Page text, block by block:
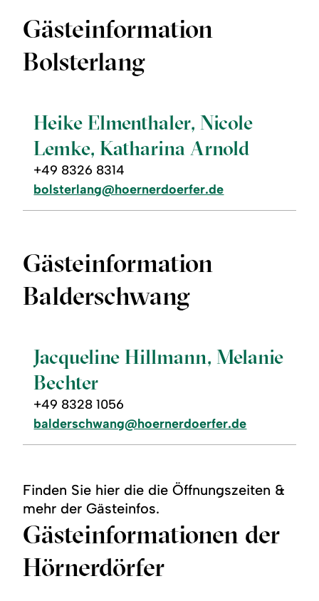
Gästeinformation
Bolsterlang
Heike Elmenthaler, Nicole
Lemke, Katharina Arnold
+49 8326 8314
bolsterlang@hoernerdoerfer.de
Gästeinformation
Balderschwang
Jacqueline Hillmann, Melanie
Bechter
+49 8328 1056
balderschwang@hoernerdoerfer.de
Finden Sie hier die die Öffnungszeiten &
mehr der Gästeinfos.
Gästeinformationen der
Hörnerdörfer